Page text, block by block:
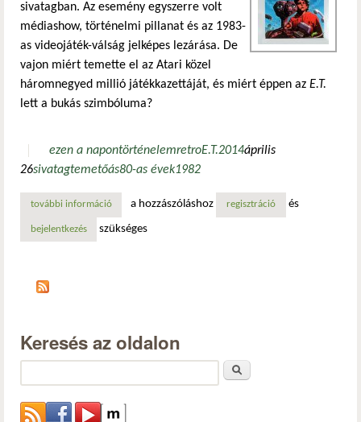
sivatagban. Az esemény egyszerre volt
médiashow, történelmi pillanat és az 1983-
as videojáték-válság jelképes lezárása. De
vajon miért temette el az Atari közel
háromnegyed millió játékkazettáját, és miért éppen az E.T.
lett a bukás szimbóluma?
ezen a napontörténelemretroE.T.2014április
26sivatagtemetőás80-as évek1982
további információa legendás sír feltárva: előkerültek az atari eltemetett
a hozzászóláshoz regisztráció és
bejelentkezés szükséges
Keresés az oldalon